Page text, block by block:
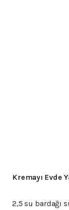
Kremayı Evde
2,5 su bardağı